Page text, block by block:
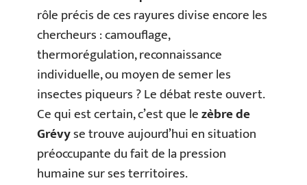
rôle précis de ces rayures divise encore les
chercheurs : camouflage,
thermorégulation, reconnaissance
individuelle, ou moyen de semer les
insectes piqueurs ? Le débat reste ouvert.
Ce qui est certain, c’est que lezèbre de
Grévyse trouve aujourd’hui en situation
préoccupante du fait de la pression
humaine sur ses territoires.